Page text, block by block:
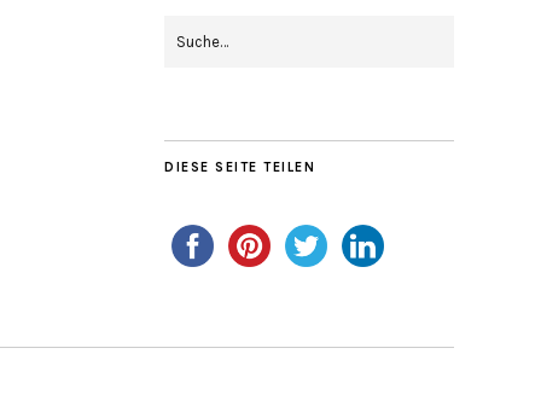
DIESE SEITE TEILEN